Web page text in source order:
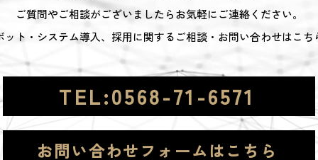
ご質問やご相談がございましたらお気軽にご連絡ください。
ット・システム導入、採用に関するご相談・お問い合わせはこち
TEL:0568-71-6571
お問い合わせフォームはこちら